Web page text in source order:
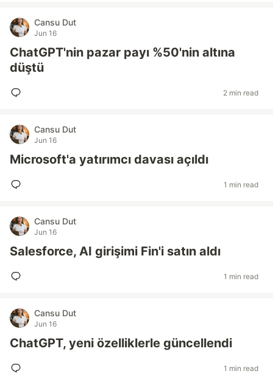
Cansu Dut
Jun 16
ChatGPT'nin pazar payı %50'nin altına
düştü
2 min read
Cansu Dut
Jun 16
Microsoft'a yatırımcı davası açıldı
1 min read
Cansu Dut
Jun 16
Salesforce, AI girişimi Fin'i satın aldı
1 min read
Cansu Dut
Jun 16
ChatGPT, yeni özelliklerle güncellendi
1 min read